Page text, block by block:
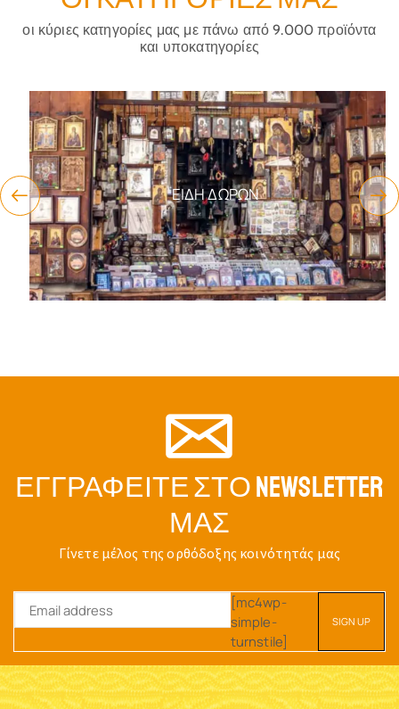
οι κύριες κατηγορίες μας με πάνω από 9.000 προϊόντα
και υποκατηγορίες
ΕΊΔΗ ΔΏΡΩΝ
ΕΓΓΡΑΦΕΊΤΕ ΣΤΟ NEWSLETTER
ΜΑΣ
Γίνετε μέλος της ορθόδοξης κοινότητάς μας
[mc4wp-
simple-
turnstile]